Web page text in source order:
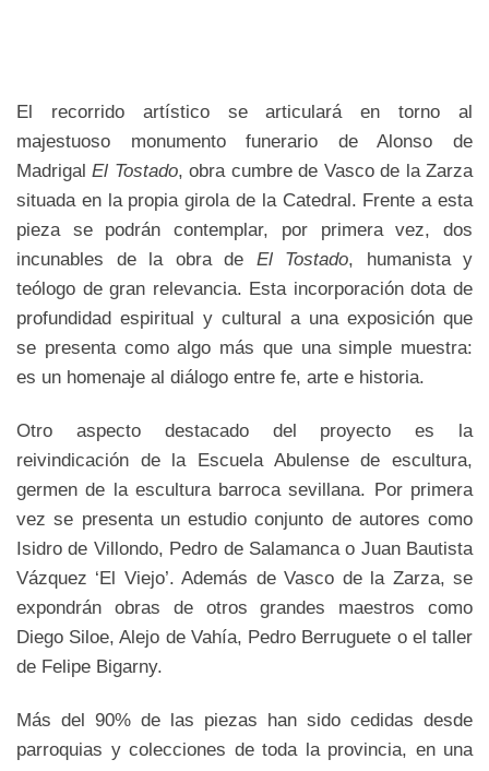
El recorrido artístico se articulará en torno al
majestuoso monumento funerario de Alonso de
MadrigalEl Tostado, obra cumbre de Vasco de la Zarza
situada en la propia girola de la Catedral. Frente a esta
pieza se podrán contemplar, por primera vez, dos
incunables de la obra de El Tostado, humanista y
teólogo de gran relevancia. Esta incorporación dota de
profundidad espiritual y cultural a una exposición que
se presenta como algo más que una simple muestra:
es un homenaje al diálogo entre fe, arte e historia.
Otro aspecto destacado del proyecto es la
reivindicación de la Escuela Abulense de escultura,
germen de la escultura barroca sevillana. Por primera
vez se presenta un estudio conjunto de autores como
Isidro de Villondo, Pedro de Salamanca o Juan Bautista
Vázquez ‘El Viejo’. Además de Vasco de la Zarza, se
expondrán obras de otros grandes maestros como
Diego Siloe, Alejo de Vahía, Pedro Berruguete o el taller
de Felipe Bigarny.
Más del 90% de las piezas han sido cedidas desde
parroquias y colecciones de toda la provincia, en una